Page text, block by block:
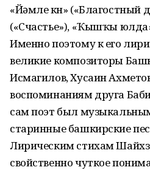
«Йәмле көн» («Благостный
(«Счастье»), «Ҡышҡы
Именно поэтому к его
великие композиторы
Исмагилов, Хусаин
воспоминаниям друга
сам поэт был
старинные башкирские
Лирическим стихам
свойственно чуткое